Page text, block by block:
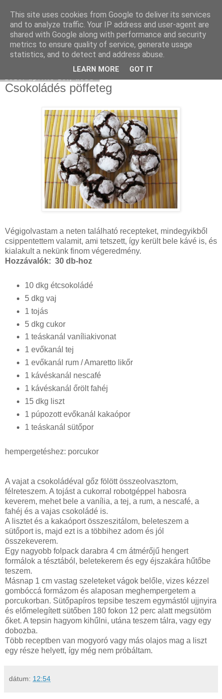
Moha Konyha
Csokoládés pöffeteg
Végigolvastam a neten található recepteket, mindegyikből
csippentettem valamit, ami tetszett, így került bele kávé is, és
kialakult a nekünk finom végeredmény.
Hozzávalók: 30 db-hoz
10 dkg étcsokoládé
5 dkg vaj
1 tojás
5 dkg cukor
1 teáskanál vaníliakivonat
1 evőkanál tej
1 evőkanál rum / Amaretto likőr
1 kávéskanál nescafé
1 kávéskanál őrölt fahéj
15 dkg liszt
1 púpozott evőkanál kakaópor
1 teáskanál sütőpor
hempergetéshez: porcukor
A vajat a csokoládéval gőz fölött összeolvasztom,
félreteszem. A tojást a cukorral robotgéppel habosra
keverem, mehet bele a vanília, a tej, a rum, a nescafé, a
fahéj és a vajas csokoládé is.
A lisztet és a kakaóport összeszitálom, beleteszem a
sütőport is, majd ezt is a többihez adom és jól
összekeverem.
Egy nagyobb folpack darabra 4 cm átmérőjű hengert
formálok a tésztából, beletekerem és egy éjszakára hűtőbe
teszem.
Másnap 1 cm vastag szeleteket vágok belőle, vizes kézzel
gombóccá formázom és alaposan meghempergetem a
porcukorban. Sütőpapíros tepsibe teszem egymástól ujjnyira
és előmelegített sütőben 180 fokon 12 perc alatt megsütöm
őket. A tepsin hagyom kihűlni, utána teszem tálra, vagy egy
dobozba.
Több receptben van mogyoró vagy más olajos mag a liszt
egy része helyett, így még nem próbáltam.
dátum: 12:54
This site uses cookies from Google to deliver its services
and to analyze traffic. Your IP address and user-agent are
shared with Google along with performance and security
metrics to ensure quality of service, generate usage
statistics, and to detect and address abuse.
LEARN MORE GOT IT